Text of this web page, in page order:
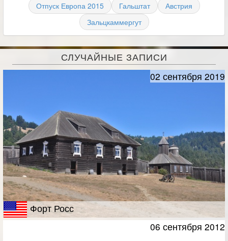
Отпуск Европа 2015
Гальштат
Австрия
Зальцкаммергут
СЛУЧАЙНЫЕ ЗАПИСИ
Форт Росс
02 сентября 2019
06 сентября 2012